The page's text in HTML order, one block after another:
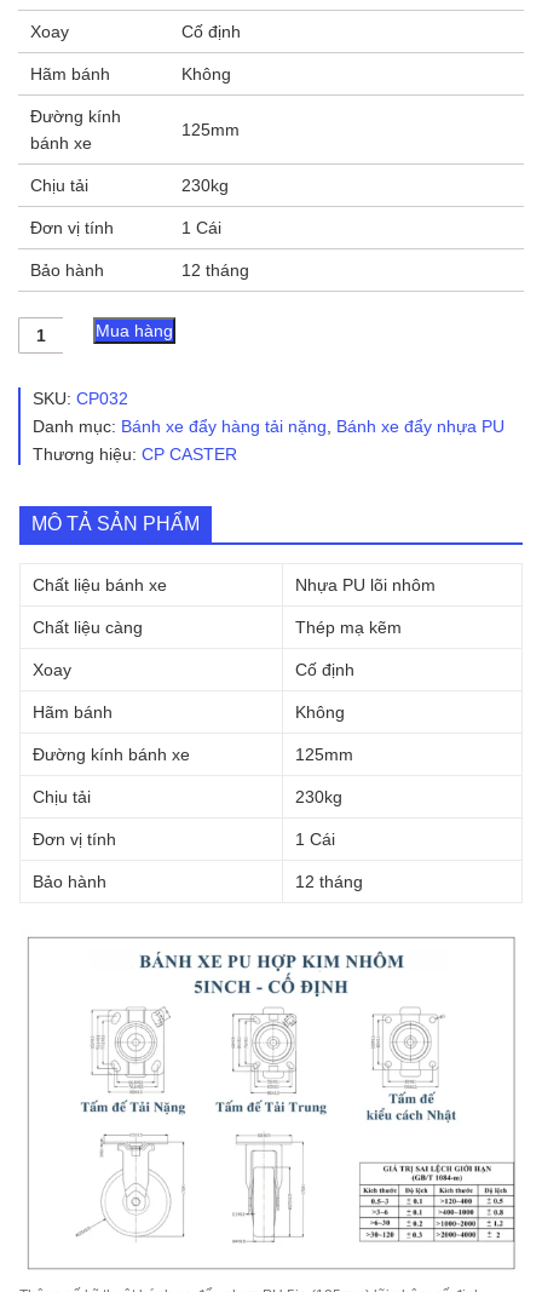
Xoay Cố định
Hãm bánh Không
Đường kính
bánh xe
125mm
Chịu tải 230kg
Đơn vị tính 1 Cái
Bảo hành 12 tháng
Bánh
xe
nhựa
CP032
lõi
định
số
Mua hàng
SKU: CP032
Danh mục: Bánh xe đẩy hàng tải nặng, Bánh xe đẩy nhựa PU
Thương hiệu: CP CASTER
MÔ TẢ SẢN PHẨM
Chất liệu bánh xe Nhựa PU lõi nhôm
Chất liệu càng Thép mạ kẽm
Xoay Cố định
Hãm bánh Không
Đường kính bánh xe 125mm
Chịu tải 230kg
Đơn vị tính 1 Cái
Bảo hành 12 tháng